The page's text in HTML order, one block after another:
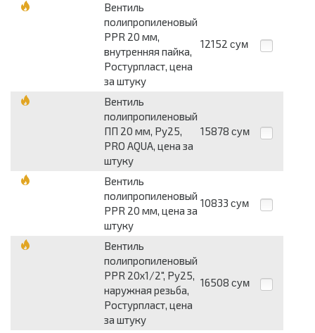
Вентиль
полипропиленовый
PPR 20 мм,
внутренняя пайка,
Ростурпласт, цена
за штуку
12152 сум
Вентиль
полипропиленовый
ПП 20 мм, Ру25,
PRO AQUA, цена за
штуку
15878 сум
Вентиль
полипропиленовый
PPR 20 мм, цена за
штуку
10833 сум
Вентиль
полипропиленовый
PPR 20х1/2", Ру25,
наружная резьба,
Ростурпласт, цена
за штуку
16508 сум